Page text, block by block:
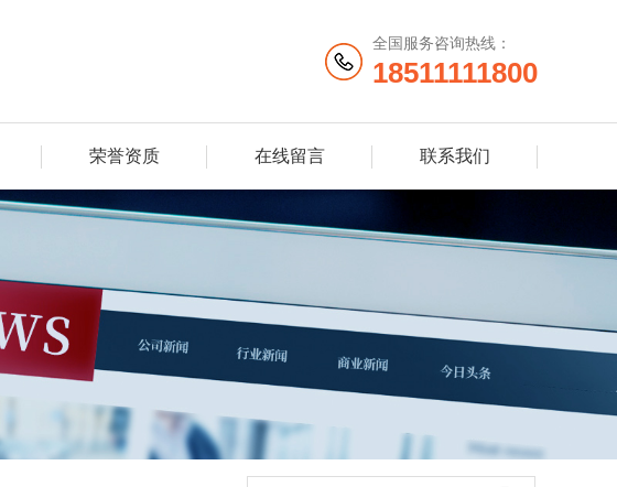
全国服务咨询热线：
18511111800
荣誉资质 在线留言 联系我们